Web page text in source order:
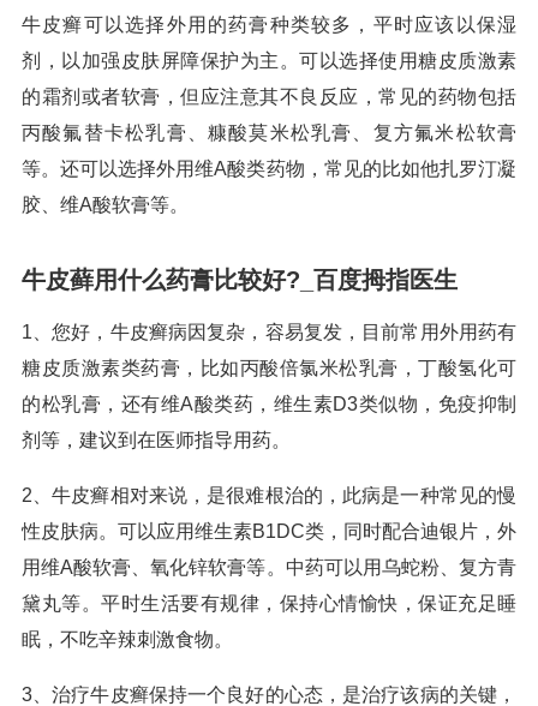
牛皮癣可以选择外用的药膏种类较多，平时应该以保湿
剂，以加强皮肤屏障保护为主。可以选择使用糖皮质激素
的霜剂或者软膏，但应注意其不良反应，常见的药物包括
丙酸氟替卡松乳膏、糠酸莫米松乳膏、复方氟米松软膏
等。还可以选择外用维A酸类药物，常见的比如他扎罗汀凝
胶、维A酸软膏等。
牛皮藓用什么药膏比较好?_百度拇指医生
1、您好，牛皮癣病因复杂，容易复发，目前常用外用药有
糖皮质激素类药膏，比如丙酸倍氯米松乳膏，丁酸氢化可
的松乳膏，还有维A酸类药，维生素D3类似物，免疫抑制
剂等，建议到在医师指导用药。
2、牛皮癣相对来说，是很难根治的，此病是一种常见的慢
性皮肤病。可以应用维生素B1DC类，同时配合迪银片，外
用维A酸软膏、氧化锌软膏等。中药可以用乌蛇粉、复方青
黛丸等。平时生活要有规律，保持心情愉快，保证充足睡
眠，不吃辛辣刺激食物。
3、治疗牛皮癣保持一个良好的心态，是治疗该病的关键，